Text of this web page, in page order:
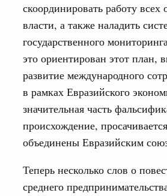
скоординировать работу всех
власти, а также наладить
государственного
это ориентирован этот план,
развитие международного
в рамках Евразийского
значительная часть
происхождение,
объединены Евразийским
Теперь несколько слов о
среднего
9 июля, четверг
(2026 год, №23)
федеральных законов, бюджетные
2 июля, четверг
(2026 год, №22)
федеральных законов.
25 июня, четверг